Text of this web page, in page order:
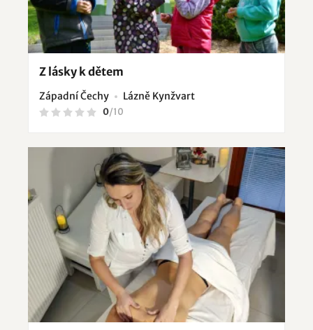
Z lásky k dětem
Západní Čechy Lázně Kynžvart
0/10